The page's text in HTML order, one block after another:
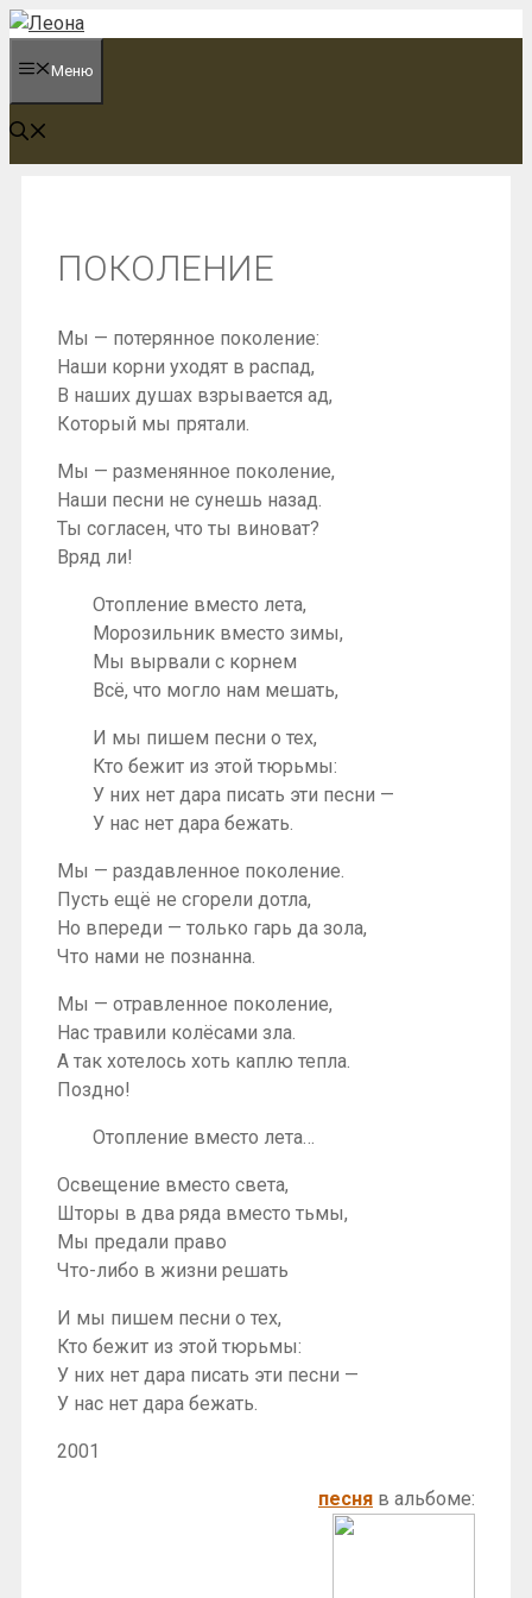
Перейти
содержимому
Меню
ПОКОЛЕНИЕ
Мы — потерянное поколение:
Наши корни уходят в распад,
В наших душах взрывается ад,
Который мы прятали.
Мы — разменянное поколение,
Наши песни не сунешь назад.
Ты согласен, что ты виноват?
Вряд ли!
Отопление вместо лета,
Морозильник вместо зимы,
Мы вырвали с корнем
Всё, что могло нам мешать,
И мы пишем песни о тех,
Кто бежит из этой тюрьмы:
У них нет дара писать эти песни —
У нас нет дара бежать.
Мы — раздавленное поколение.
Пусть ещё не сгорели дотла,
Но впереди — только гарь да зола,
Что нами не познанна.
Мы — отравленное поколение,
Нас травили колёсами зла.
А так хотелось хоть каплю тепла.
Поздно!
Отопление вместо лета…
Освещение вместо света,
Шторы в два ряда вместо тьмы,
Мы предали право
Что-либо в жизни решать
И мы пишем песни о тех,
Кто бежит из этой тюрьмы:
У них нет дара писать эти песни —
У нас нет дара бежать.
2001
песня в альбоме: